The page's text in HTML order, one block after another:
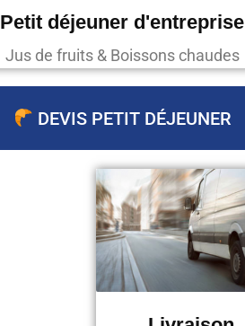
Petit déjeuner d'entreprise
Jus de fruits & Boissons chaudes
DEVIS PETIT DÉJEUNER